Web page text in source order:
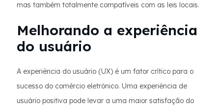
mas também totalmente compatíveis com as leis locais.
Melhorando a experiência
do usuário
A experiência do usuário (UX) é um fator crítico para o
sucesso do comércio eletrônico. Uma experiência de
usuário positiva pode levar a uma maior satisfação do